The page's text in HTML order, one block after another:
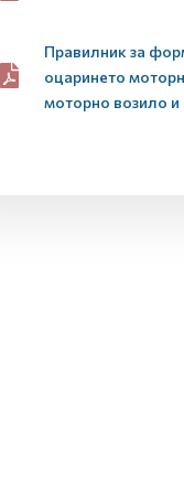
Правилник за
оцаринето
моторно возило и